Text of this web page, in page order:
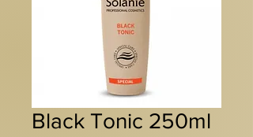
Black Tonic 250ml